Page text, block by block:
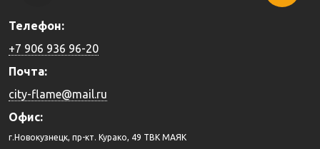
Телефон:
+7 906 936 96-20
Почта:
city-flame@mail.ru
Офис:
г.Новокузнецк, пр-кт. Курако, 49 ТВК МАЯК